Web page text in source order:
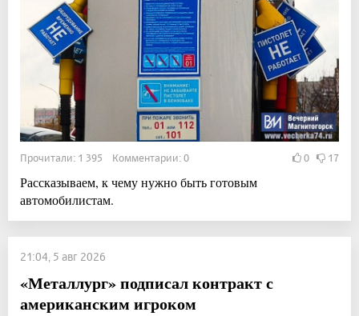
Прочитали: 1 395 Комментарии: 0 0 17
Рассказываем, к чему нужно быть готовым
автомобилистам.
21:04, 5 авг 2026
«Металлург» подписал контракт с
американским игроком